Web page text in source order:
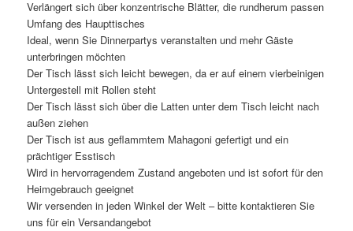
Verlängert sich über konzentrische Blätter, die rundherum passen
Umfang des Haupttisches
Ideal, wenn Sie Dinnerpartys veranstalten und mehr Gäste
unterbringen möchten
Der Tisch lässt sich leicht bewegen, da er auf einem vierbeinigen
Untergestell mit Rollen steht
Der Tisch lässt sich über die Latten unter dem Tisch leicht nach
außen ziehen
Der Tisch ist aus geflammtem Mahagoni gefertigt und ein
prächtiger Esstisch
Wird in hervorragendem Zustand angeboten und ist sofort für den
Heimgebrauch geeignet
Wir versenden in jeden Winkel der Welt – bitte kontaktieren Sie
uns für ein Versandangebot